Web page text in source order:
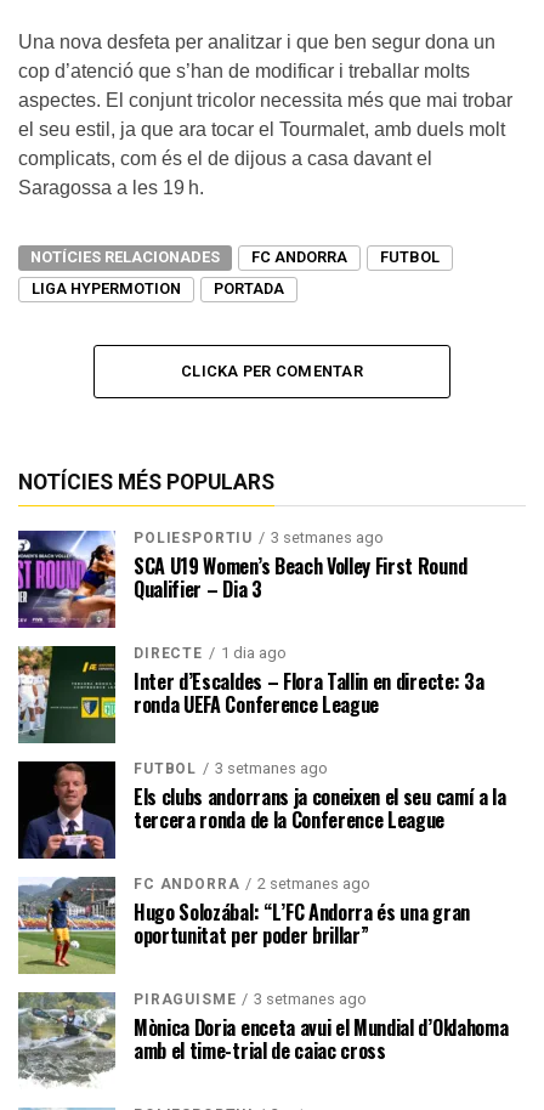
Una nova desfeta per analitzar i que ben segur dona un
cop d’atenció que s’han de modificar i treballar molts
aspectes. El conjunt tricolor necessita més que mai trobar
el seu estil, ja que ara tocar el Tourmalet, amb duels molt
complicats, com és el de dijous a casa davant el
Saragossa a les 19 h.
NOTÍCIES RELACIONADES FC ANDORRA
FUTBOL
LIGA HYPERMOTION
PORTADA
CLICKA PER COMENTAR
NOTÍCIES MÉS POPULARS
POLIESPORTIU 3 setmanes ago
SCA U19 Women’s Beach Volley First Round
Qualifier – Dia 3
DIRECTE 1 dia ago
Inter d’Escaldes – Flora Tallin en directe: 3a
ronda UEFA Conference League
FUTBOL 3 setmanes ago
Els clubs andorrans ja coneixen el seu camí a la
tercera ronda de la Conference League
FC ANDORRA 2 setmanes ago
Hugo Solozábal: “L’FC Andorra és una gran
oportunitat per poder brillar”
PIRAGÜISME 3 setmanes ago
Mònica Doria enceta avui el Mundial d’Oklahoma
amb el time-trial de caiac cross